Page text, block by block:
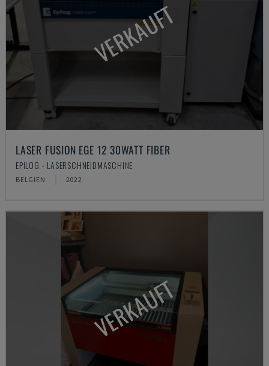
VERKAUFT
LASER FUSION EGE 12 30WATT FIBER
EPILOG - LASERSCHNEIDMASCHINE
BELGIEN 2022
VERKAUFT